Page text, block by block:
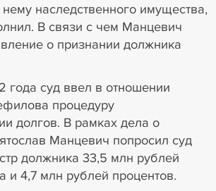
наследственного имущества,
В связи с чем Манцевич
о признании должника
года суд ввел в отношении
процедуру
долгов. В рамках дела о
Манцевич попросил суд
должника 33,5 млн рублей
и 4,7 млн рублей процентов.